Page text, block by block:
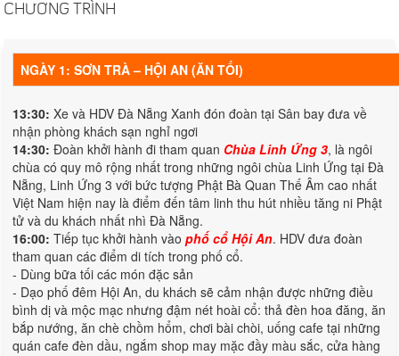
CHƯƠNG TRÌNH
NGÀY 1: SƠN TRÀ – HỘI AN (ĂN TỐI)
13:30:Xe và HDV Đà Nẵng Xanh đón đoàn tại Sân bay đưa về
nhận phòng khách sạn nghỉ ngơi
14:30: Đoàn khởi hành đi tham quan Chùa Linh Ứng 3, là ngôi
chùa có quy mô rộng nhất trong những ngôi chùa Linh Ứng tại Đà
Nẵng, Linh Ứng 3 với bức tượng Phật Bà Quan Thế Âm cao nhất
Việt Nam hiện nay là điểm đến tâm linh thu hút nhiều tăng ni Phật
tử và du khách nhất nhì Đà Nẵng.
16:00: Tiếp tục khởi hành vàophố cổ Hội An. HDV đưa đoàn
tham quan các điểm di tích trong phố cổ.
- Dùng bữa tối các món đặc sản
- Dạo phố đêm Hội An, du khách sẽ cảm nhận được những điều
bình dị và mộc mạc nhưng đậm nét hoài cổ: thả đèn hoa đăng, ăn
bắp nướng, ăn chè chồm hổm, chơi bài chòi, uống cafe tại những
quán cafe đèn dầu, ngắm shop may mặc đầy màu sắc, cửa hàng